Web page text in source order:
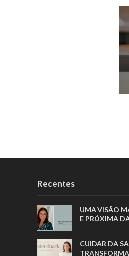
Recentes
UMA VISÃO
E PRÓXIMA
CUIDAR DA